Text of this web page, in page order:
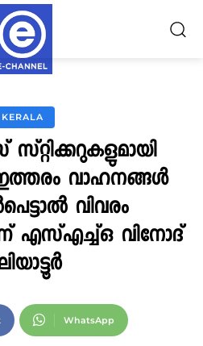
KERALA
വാഹനങ്ങൾ
വിവരം
എസ്എച്ച്ഒ വിനോദ്
WhatsApp